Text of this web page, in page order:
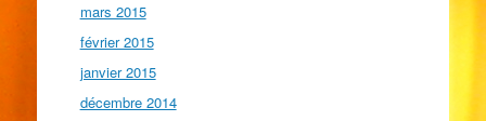
mars 2015
février 2015
janvier 2015
décembre 2014